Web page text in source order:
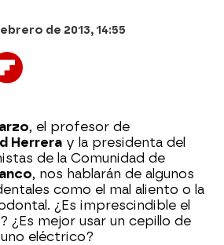
de 2013, 14:55
Flipboard
, el profesor de
Herrera y la presidenta del
de la Comunidad de
, nos hablarán de algunos
como el mal aliento o la
¿Es imprescindible el
¿Es mejor usar un cepillo de
eléctrico?